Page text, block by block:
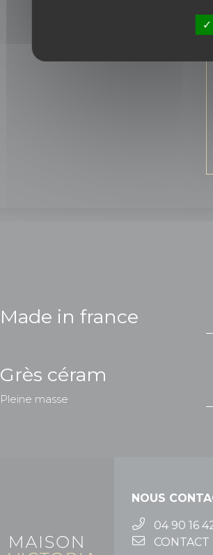
Made in france
Grès céram
Pleine masse
NOUS
04 90 16
CONTACT